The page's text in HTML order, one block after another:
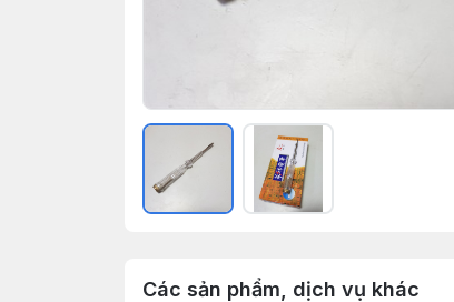
Các sản phẩm, dịch vụ khác